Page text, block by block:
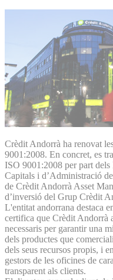
Crèdit Andorrà ha renovat
9001:2008. En concret, es
ISO 9001:2008 per part dels
Capitals i d’Administració
de Crèdit Andorrà Asset
d’inversió del Grup Crèdit
L'entitat andorrana destaca
certifica que Crèdit Andorrà
necessaris per garantir una
dels productes que
dels seus recursos propis, i
gestors de les oficines de
transparent als clients.